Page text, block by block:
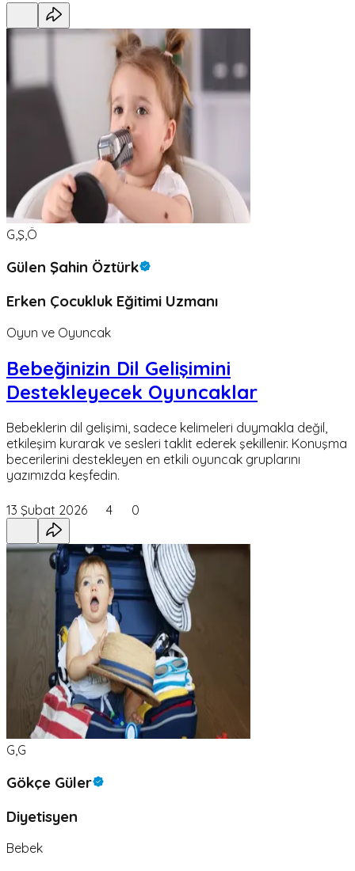
G,Ş,Ö
Gülen Şahin Öztürk
Erken Çocukluk Eğitimi Uzmanı
Oyun ve Oyuncak
Bebeğinizin Dil Gelişimini
Destekleyecek Oyuncaklar
Bebeklerin dil gelişimi, sadece kelimeleri duymakla değil,
etkileşim kurarak ve sesleri taklit ederek şekillenir. Konuşma
becerilerini destekleyen en etkili oyuncak gruplarını
yazımızda keşfedin.
13 Şubat 2026 4 0
G,G
Gökçe Güler
Diyetisyen
Bebek